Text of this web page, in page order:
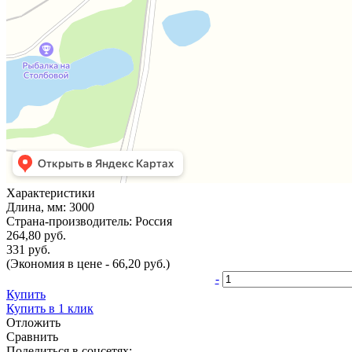
Характеристики
Длина, мм: 3000
Страна-производитель: Россия
264,80 руб.
331 руб.
(Экономия в цене - 66,20 руб.)
-
Купить
Купить в 1 клик
Отложить
Сравнить